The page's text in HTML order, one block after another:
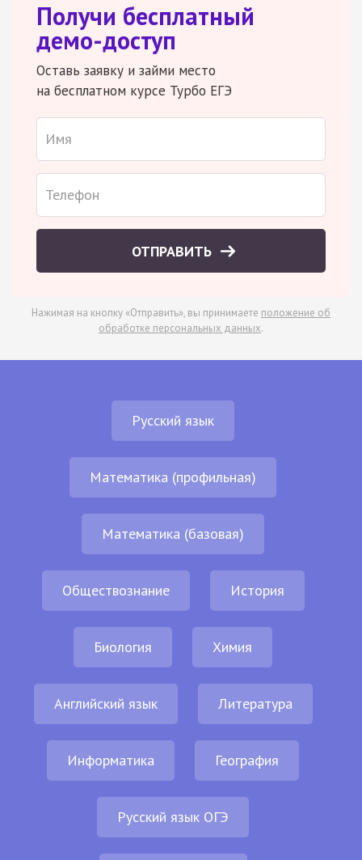
Получи бесплатный
демо-доступ
Оставь заявку и займи место
на бесплатном курсе Турбо ЕГЭ
ОТПРАВИТЬ
Нажимая на кнопку «Отправить», вы принимаете положение об
обработке персональных данных.
Русский язык
Математика (профильная)
Математика (базовая)
Обществознание История
Биология Химия
Английский язык Литература
Информатика География
Русский язык ОГЭ